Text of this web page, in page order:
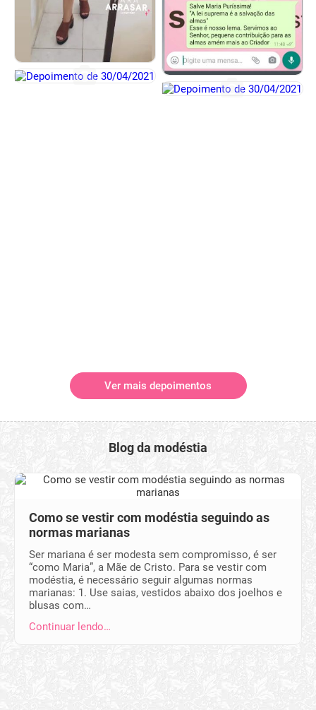
Ver mais depoimentos
Blog da modéstia
Como se vestir com modéstia seguindo as
normas marianas
Ser mariana é ser modesta sem compromisso, é ser
“como Maria”, a Mãe de Cristo. Para se vestir com
modéstia, é necessário seguir algumas normas
marianas: 1. Use saias, vestidos abaixo dos joelhos e
blusas com…
Continuar lendo…